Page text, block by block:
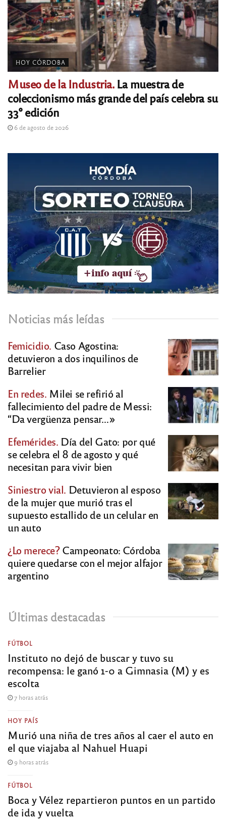
HOY CÓRDOBA
Museo de la Industria.La muestra de
coleccionismo más grande del país celebra su
33° edición
6 de agosto de 2026
Noticias más leídas
Femicidio. Caso Agostina:
detuvieron a dos inquilinos de
Barrelier
En redes. Milei se refirió al
fallecimiento del padre de Messi:
“Da vergüenza pensar…»
Efemérides. Día del Gato: por qué
se celebra el 8 de agosto y qué
necesitan para vivir bien
Siniestro vial. Detuvieron al esposo
de la mujer que murió tras el
supuesto estallido de un celular en
un auto
¿Lo merece?Campeonato: Córdoba
quiere quedarse con el mejor alfajor
argentino
Últimas destacadas
FÚTBOL
Instituto no dejó de buscar y tuvo su
recompensa: le ganó 1-0 a Gimnasia (M) y es
escolta
7 horas atrás
HOY PAÍS
Murió una niña de tres años al caer el auto en
el que viajaba al Nahuel Huapi
9 horas atrás
FÚTBOL
Boca y Vélez repartieron puntos en un partido
de ida y vuelta